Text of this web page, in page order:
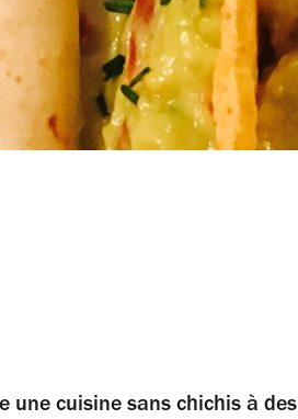
une cuisine sans chichis à des